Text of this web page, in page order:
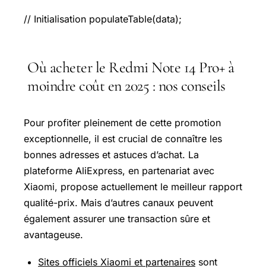
// Initialisation populateTable(data);
Où acheter le Redmi Note 14 Pro+ à
moindre coût en 2025 : nos conseils
Pour profiter pleinement de cette promotion
exceptionnelle, il est crucial de connaître les
bonnes adresses et astuces d’achat. La
plateforme AliExpress, en partenariat avec
Xiaomi, propose actuellement le meilleur rapport
qualité-prix. Mais d’autres canaux peuvent
également assurer une transaction sûre et
avantageuse.
Sites officiels Xiaomi et partenaires sont